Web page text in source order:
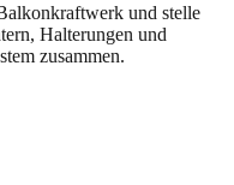
und stelle
Halterungen und
zusammen.